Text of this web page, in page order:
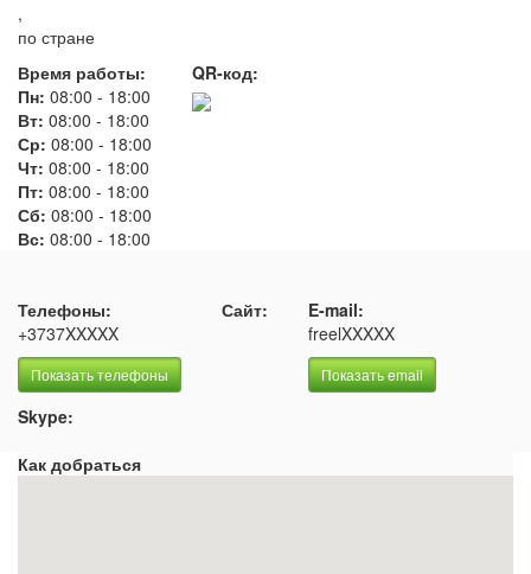
,
по стране
Время работы:
Пн: 08:00 - 18:00
Вт: 08:00 - 18:00
Ср: 08:00 - 18:00
Чт: 08:00 - 18:00
Пт: 08:00 - 18:00
Сб: 08:00 - 18:00
Вс: 08:00 - 18:00
QR-код:
Телефоны:
+3737XXXXX
Показать телефоны
Сайт:
E-mail:
freelXXXXX
Показать email
Skype:
Как добраться